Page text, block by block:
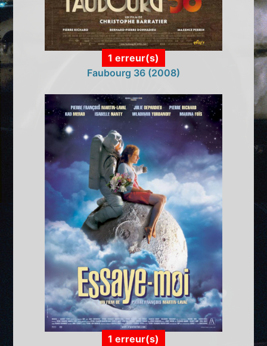
1 erreur(s)
Faubourg 36 (2008)
1 erreur(s)